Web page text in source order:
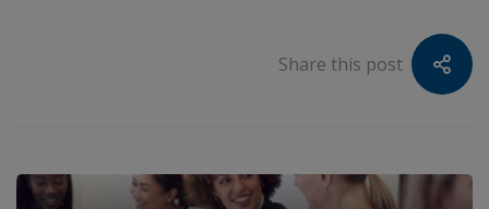
Share this post